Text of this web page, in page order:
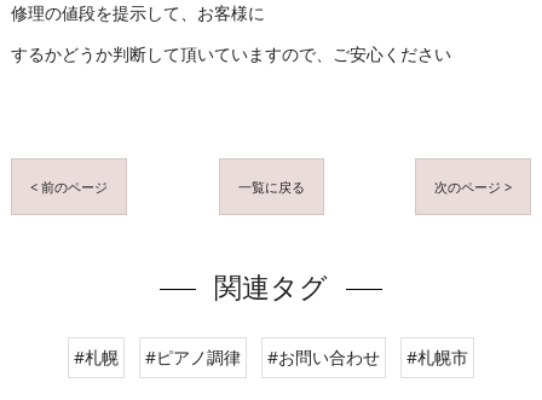
修理の値段を提示して、お客様に
するかどうか判断して頂いていますので、ご安心ください
< 前のページ 一覧に戻る 次のページ >
関連タグ
#札幌 #ピアノ調律 #お問い合わせ #札幌市